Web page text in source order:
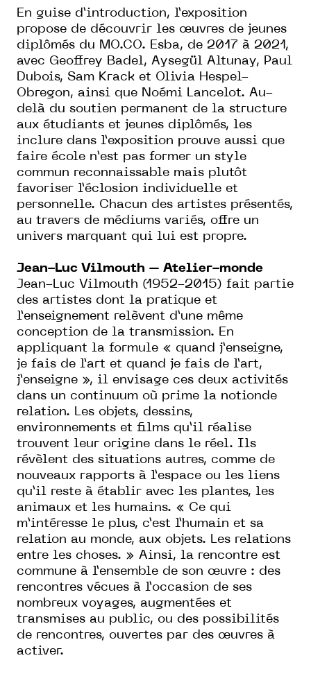
En guise d’introduction, l’exposition
propose de découvrir les œuvres de jeunes
diplômés du MO.CO. Esba, de 2017 à 2021,
avec Geoffrey Badel, Aysegül Altunay, Paul
Dubois, Sam Krack et Olivia Hespel-
Obregon, ainsi que Noémi Lancelot. Au-
delà du soutien permanent de la structure
aux étudiants et jeunes diplômés, les
inclure dans l’exposition prouve aussi que
faire école n’est pas former un style
commun reconnaissable mais plutôt
favoriser l’éclosion individuelle et
personnelle. Chacun des artistes présentés,
au travers de médiums variés, offre un
univers marquant qui lui est propre.
Jean-Luc Vilmouth – Atelier-monde
Jean-Luc Vilmouth (1952-2015) fait partie
des artistes dont la pratique et
l’enseignement relèvent d’une même
conception de la transmission. En
appliquant la formule « quand j’enseigne,
je fais de l’art et quand je fais de l’art,
j’enseigne », il envisage ces deux activités
dans un continuum où prime la notionde
relation. Les objets, dessins,
environnements et films qu’il réalise
trouvent leur origine dans le réel. Ils
révèlent des situations autres, comme de
nouveaux rapports à l’espace ou les liens
qu’il reste à établir avec les plantes, les
animaux et les humains. « Ce qui
m’intéresse le plus, c’est l’humain et sa
relation au monde, aux objets. Les relations
entre les choses. » Ainsi, la rencontre est
commune à l’ensemble de son œuvre : des
rencontres vécues à l’occasion de ses
nombreux voyages, augmentées et
transmises au public, ou des possibilités
de rencontres, ouvertes par des œuvres à
activer.